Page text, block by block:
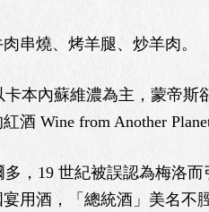
串燒、烤羊腿、炒羊肉。
本內蘇維濃為主，蒙帝斯
酒 Wine from Another Planet
，19 世紀被誤認為梅洛而
用酒，「總統酒」美名不